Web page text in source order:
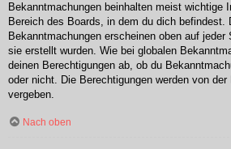
Bekanntmachungen beinhalten meist wichtige
Bereich des Boards, in dem du dich
Bekanntmachungen erscheinen oben auf
sie erstellt wurden. Wie bei globalen
deinen Berechtigungen ab, ob du
oder nicht. Die Berechtigungen werden von
vergeben.
Nach oben